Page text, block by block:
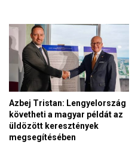
s
l
Azbej Tristan: Lengyelország
követheti a magyar példát az
üldözött keresztények
megsegítésében